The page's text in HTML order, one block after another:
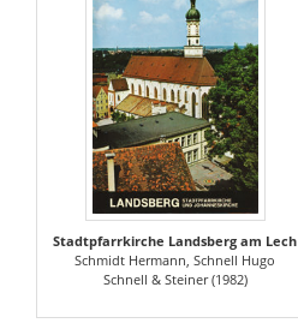
Stadtpfarrkirche Landsberg am Lech
Schmidt Hermann, Schnell Hugo
Schnell & Steiner (1982)